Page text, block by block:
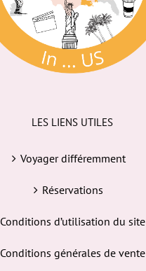
LES LIENS UTILES
Voyager différemment
Réservations
Conditions d’utilisation du site
Conditions générales de vente